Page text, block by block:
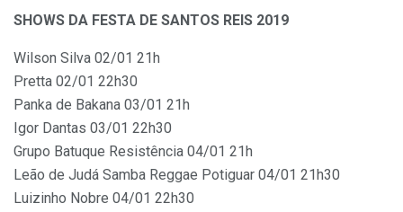
SHOWS DA FESTA DE SANTOS REIS 2019
Wilson Silva 02/01 21h
Pretta 02/01 22h30
Panka de Bakana 03/01 21h
Igor Dantas 03/01 22h30
Grupo Batuque Resistência 04/01 21h
Leão de Judá Samba Reggae Potiguar 04/01 21h30
Luizinho Nobre 04/01 22h30